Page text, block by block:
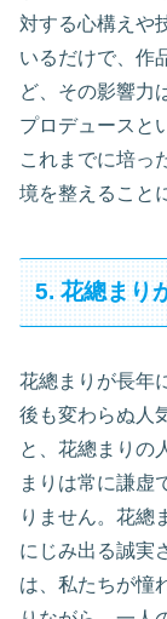
対する心構えや
いるだけで、作
ど、その影響力
プロデュースと
これまでに培っ
境を整えること
5. 花總まり
花總まりが長年
後も変わらぬ人
と、花總まりの
まりは常に謙虚
りません。花總
にじみ出る誠実
は、私たちが憧